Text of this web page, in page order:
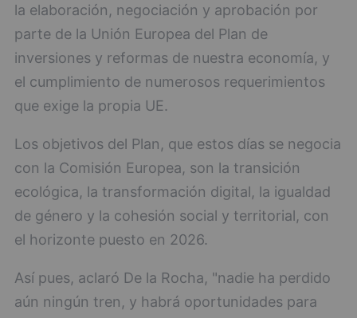
la elaboración, negociación y aprobación por
parte de la Unión Europea del Plan de
inversiones y reformas de nuestra economía, y
el cumplimiento de numerosos requerimientos
que exige la propia UE.
Los objetivos del Plan, que estos días se negocia
con la Comisión Europea, son la transición
ecológica, la transformación digital, la igualdad
de género y la cohesión social y territorial, con
el horizonte puesto en 2026.
Así pues, aclaró De la Rocha, "nadie ha perdido
aún ningún tren, y habrá oportunidades para